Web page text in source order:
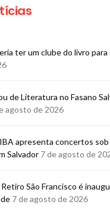
ter um clube do livro para
de Literatura no Fasano
agosto de 2026
apresenta concertos
Salvador 7 de agosto de
São Francisco é
7 de agosto de 2026